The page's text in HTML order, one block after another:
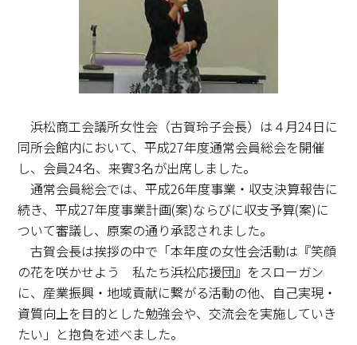
浜松商工会議所女性会（古賀玲子会長）は４月24日に
同所会館内において、平成27年度通常会員総会を開催
し、会員24名、来賓3名が出席しました。
通常会員総会では、平成26年度事業・収支決算報告に
続き、平成27年度事業計画(案)ならびに収支予算(案)に
ついて審議し、原案の通り承認されました。
古賀会長は挨拶の中で「本年度の女性会活動は『笑顔
の花を咲かせよう 私たち浜松応援団』をスローガン
に、産業振興・地域貢献に繋がる活動の他、自己実現・
資質向上を目的とした勉強会や、交流会を実施していき
たい」と抱負を述べました。